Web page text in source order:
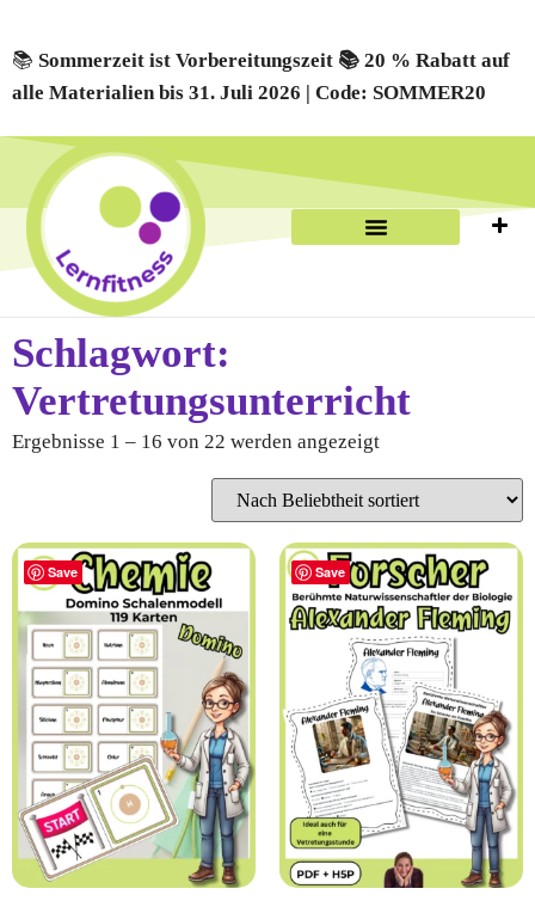
📚 Sommerzeit ist Vorbereitungszeit 📚 20 % Rabatt auf
alle Materialien bis 31. Juli 2026 | Code: SOMMER20
Schlagwort:
Vertretungsunterricht
Ergebnisse 1 – 16 von 22 werden angezeigt
Save Save